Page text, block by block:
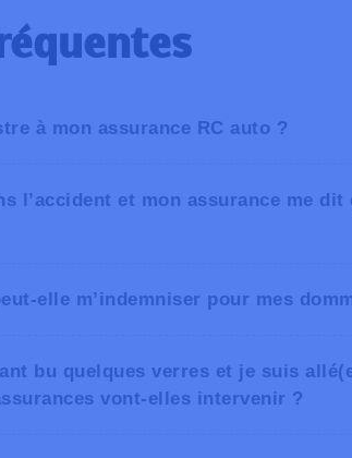
à mon assurance RC auto ?
l’accident et mon assurance me
elle m’indemniser pour mes
bu quelques verres et je suis
vont-elles intervenir ?